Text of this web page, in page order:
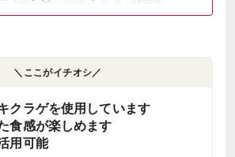
＼ここがイチオシ／
クラゲを使用しています
食感が楽しめます
用可能